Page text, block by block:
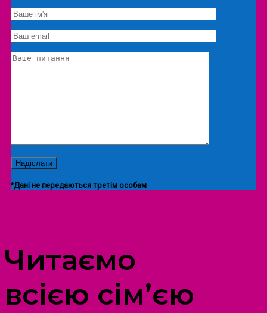
Екскурсія/локація
*Дані не передаються третім особам
Читаємо
всією сім’єю